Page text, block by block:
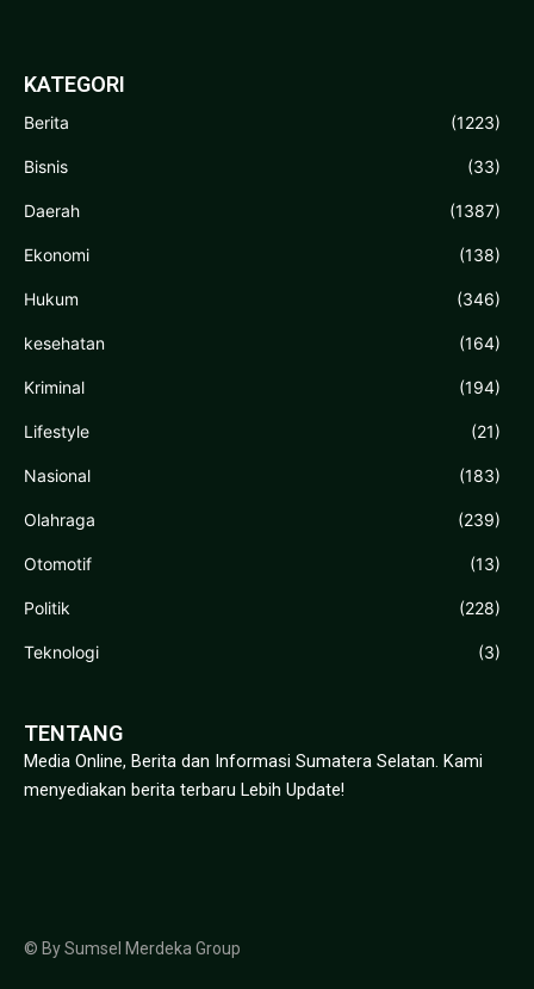
KATEGORI
Berita (1223)
Bisnis (33)
Daerah (1387)
Ekonomi (138)
Hukum (346)
kesehatan (164)
Kriminal (194)
Lifestyle (21)
Nasional (183)
Olahraga (239)
Otomotif (13)
Politik (228)
Teknologi (3)
TENTANG
Media Online, Berita dan Informasi Sumatera Selatan. Kami
menyediakan berita terbaru Lebih Update!
© By Sumsel Merdeka Group